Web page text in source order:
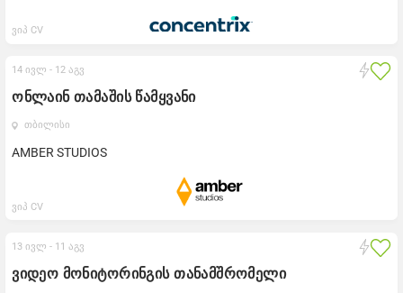
ვიპ CV
ონლაინ თამაშის წამყვანი
თბილისი
AMBER STUDIOS
14 ივლ - 12 აგვ
ვიპ CV
ვიდეო მონიტორინგის თანამშრომელი
13 ივლ - 11 აგვ